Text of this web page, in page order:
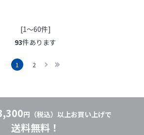
[1～60件]
93件あります
1 2
円（税込）以上お買い上げで
送料無料！